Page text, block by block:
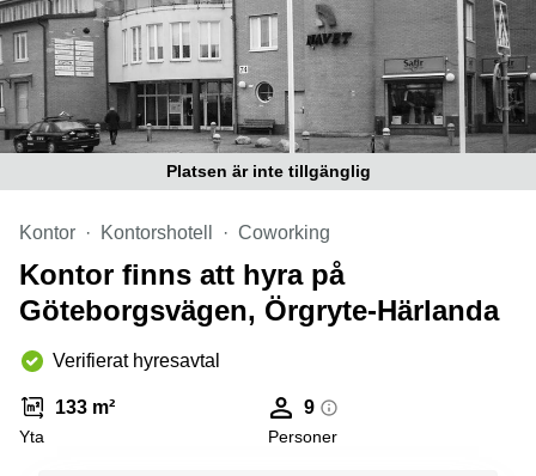
lokaler
Hägersten
Platsen är inte tillgänglig
Kontor Kontorshotell Coworking
Kontor finns att hyra på
Göteborgsvägen, Örgryte-Härlanda
Verifierat hyresavtal
133 m²
Yta
9
Personer